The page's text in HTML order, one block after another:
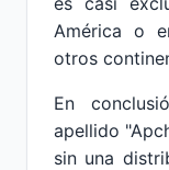
América o
otros
En
apellido
sin una